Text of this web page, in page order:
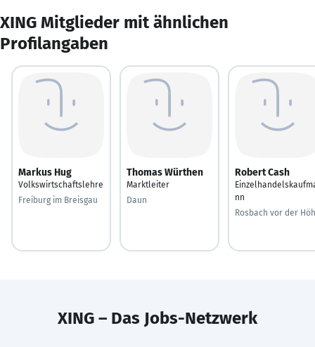
XING Mitglieder mit ähnlichen
Profilangaben
Markus Hug
Volkswirtschaftslehre
Freiburg im Breisgau
Thomas Würthen
Marktleiter
Daun
Robert Cash
nn
Rosbach vor der
XING – Das Jobs-Netzwerk